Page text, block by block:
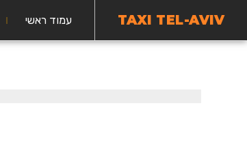
TAXI TEL-AVIV עמוד ראשי